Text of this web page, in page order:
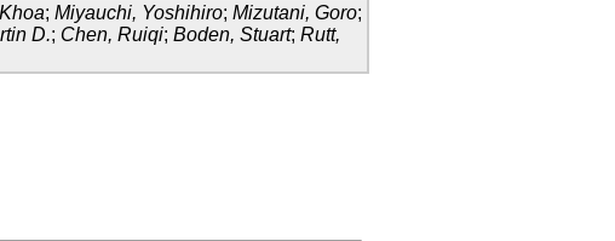
; Miyauchi, Yoshihiro; Mizutani, Goro;
D.; Chen, Ruiqi; Boden, Stuart; Rutt,